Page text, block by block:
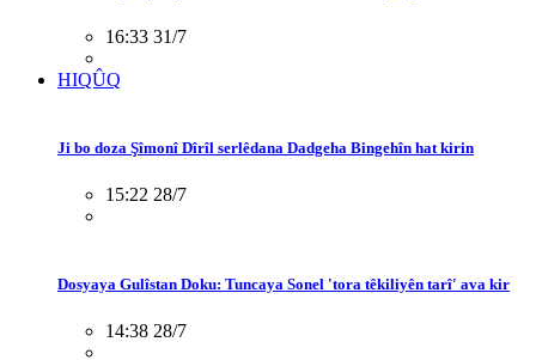
16:33 31/7
HIQÛQ
Ji bo doza Şîmonî Dîrîl serlêdana Dadgeha Bingehîn hat kirin
15:22 28/7
Dosyaya Gulîstan Doku: Tuncaya Sonel 'tora têkiliyên tarî' ava kir
14:38 28/7